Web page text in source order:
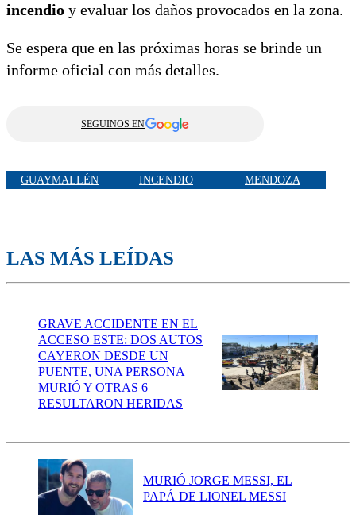
incendio y evaluar los daños provocados en la zona.
Se espera que en las próximas horas se brinde un
informe oficial con más detalles.
SEGUINOS EN
GUAYMALLÉN INCENDIO MENDOZA
LAS MÁS LEÍDAS
GRAVE ACCIDENTE EN EL
ACCESO ESTE: DOS AUTOS
CAYERON DESDE UN
PUENTE, UNA PERSONA
MURIÓ Y OTRAS 6
RESULTARON HERIDAS
MURIÓ JORGE MESSI, EL
PAPÁ DE LIONEL MESSI